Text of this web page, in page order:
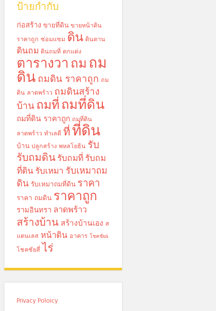
ป้ายกำกับ
ก่อสร้าง ขายที่ดิน ขายหน้าดิน
ราคาถูก ซ่อมแซม ดิน ดินดาน
ดินถม ดินถมที่ ตกแต่ง
ตารางวา ถม ถม
ดิน ถมดิน ราคาถูก ถม
ดิน ลาดพร้าว ถมดินสร้าง
บ้าน ถมที่ ถมที่ดิน
ถมที่ดิน ราคาถูก ถมที่ดิน
ลาดพร้าว ทำเลดี ที่ ที่ดิน
บ้าน ปลูกสร้าง พหลโยธิน รับ
รับถมดิน รับถมที่ รับถม
ที่ดิน รับเหมา รับเหมาถม
ดิน รับเหมาถมที่ดิน ราคา
ราคา ถมดิน ราคาถูก
รามอินทรา ลาดพร้าว
สร้างบ้าน สร้างบ้านเอง ส
แตนเลส หน้าดิน อาคาร โชคชัย4
โชคชัยสี่ ไร่
Privacy Poloicy